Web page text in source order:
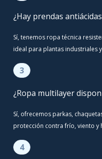
¿Hay prendas
Sí, tenemos ropa técnica
ideal para plantas industriales
3
¿Ropa multilayer
Sí, ofrecemos parkas,
protección contra frío, viento y
4